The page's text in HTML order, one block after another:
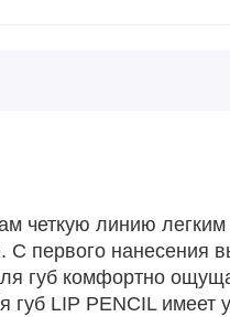
четкую линию
первого нанесения
губ комфортно
LIP PENCIL